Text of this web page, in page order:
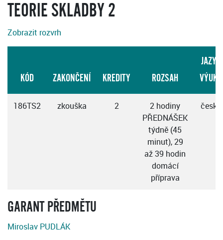
TEORIE SKLADBY 2
Zobrazit rozvrh
KÓD ZAKONČENÍ KREDITY ROZSAH
JAZYK
VÝUKY
186TS2 zkouška 2
2 hodiny
PŘEDNÁŠEK
týdně (45
minut), 29
až 39 hodin
domácí
příprava
česky
GARANT PŘEDMĚTU
Miroslav PUDLÁK